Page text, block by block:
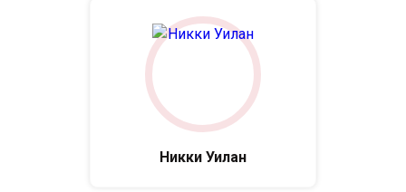
Никки Уилан